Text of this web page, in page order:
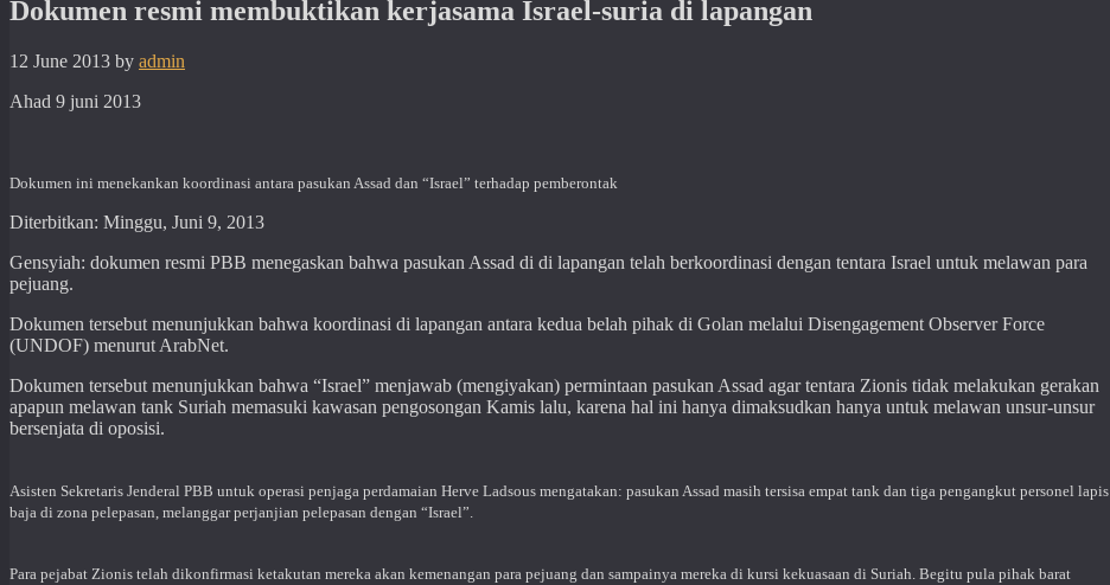
Dokumen resmi membuktikan kerjasama Israel-suria di lapangan
12 June 2013 by admin
Ahad 9 juni 2013
Dokumen ini menekankan koordinasi antara pasukan Assad dan “Israel” terhadap pemberontak
Diterbitkan: Minggu, Juni 9, 2013
Gensyiah: dokumen resmi PBB menegaskan bahwa pasukan Assad di di lapangan telah berkoordinasi dengan tentara Israel untuk melawan para
pejuang.
Dokumen tersebut menunjukkan bahwa koordinasi di lapangan antara kedua belah pihak di Golan melalui Disengagement Observer Force
(UNDOF) menurut ArabNet.
Dokumen tersebut menunjukkan bahwa “Israel” menjawab (mengiyakan) permintaan pasukan Assad agar tentara Zionis tidak melakukan gerakan
apapun melawan tank Suriah memasuki kawasan pengosongan Kamis lalu, karena hal ini hanya dimaksudkan hanya untuk melawan unsur-unsur
bersenjata di oposisi.
Asisten Sekretaris Jenderal PBB untuk operasi penjaga perdamaian Herve Ladsous mengatakan: pasukan Assad masih tersisa empat tank dan tiga pengangkut personel lapis
baja di zona pelepasan, melanggar perjanjian pelepasan dengan “Israel”.
Para pejabat Zionis telah dikonfirmasi ketakutan mereka akan kemenangan para pejuang dan sampainya mereka di kursi kekuasaan di Suriah. Begitu pula pihak barat